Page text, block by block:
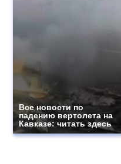
Все новости по
падению вертолета на
Кавказе: читать здесь